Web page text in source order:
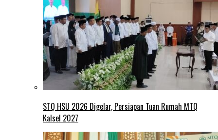
STQ HSU 2026 Digelar, Persiapan Tuan Rumah MTQ
Kalsel 2027